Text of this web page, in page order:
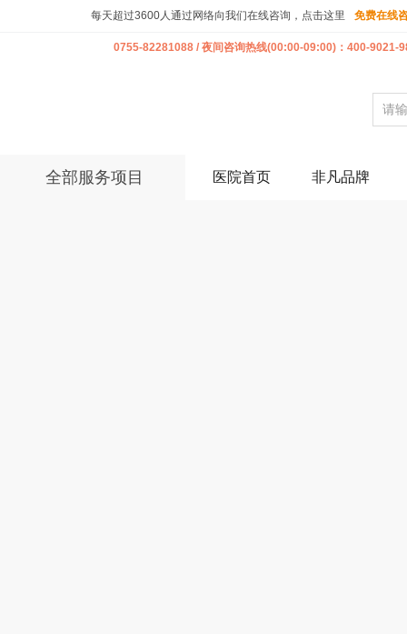
每天超过3600人通过网络向我们在线咨询，点击这里 免费在线
0755-82281088 / 夜间咨询热线(00:00-09:00)：400-9021-
全部服务项目 医院首页 非凡品牌